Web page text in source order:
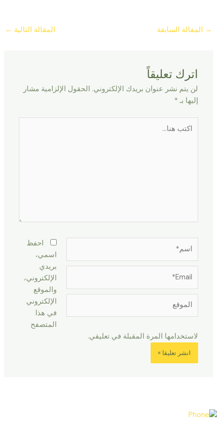
→ المقالة السابقة المقالة التالية ←
اترك تعليقاً
لن يتم نشر عنوان بريدك الإلكتروني. الحقول الإلزامية مشار
إليها بـ *
هنا...
احفظ
اسمي،
بريدي
الإلكتروني،
والموقع
الإلكتروني
في هذا
المتصفح
لاستخدامها المرة المقبلة في تعليقي.